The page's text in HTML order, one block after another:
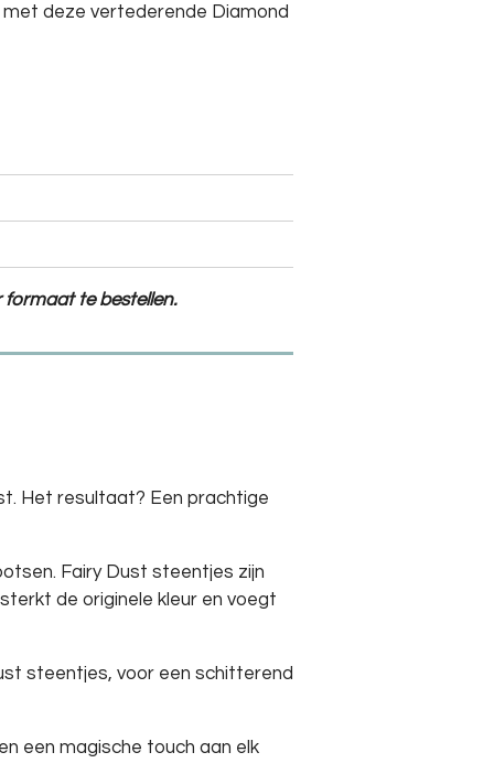
deze vertederende Diamond
formaat te bestellen.
Het resultaat? Een prachtige
Fairy Dust steentjes zijn
de originele kleur en voegt
steentjes, voor een schitterend
een magische touch aan elk